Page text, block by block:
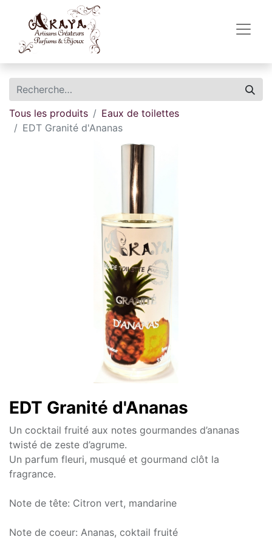
Tous les produits
Eaux de toilettes
EDT Granité d'Ananas
EDT Granité d'Ananas
Un cocktail fruité aux notes gourmandes d’ananas
twisté de zeste d’agrume.
Un parfum fleuri, musqué et gourmand clôt la
fragrance.
Note de tête: Citron vert, mandarine
Note de coeur: Ananas, coktail fruité